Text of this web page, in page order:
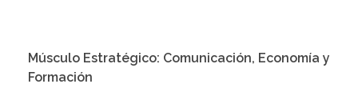
Músculo Estratégico: Comunicación, Economía y
Formación